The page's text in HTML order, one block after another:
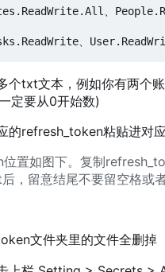
、
个txt文本，例如你有两个
定要从0开始数)
的refresh_token粘贴进对
置如图下。复制
，留意结尾不要留空格或
文件夹里的文件全删